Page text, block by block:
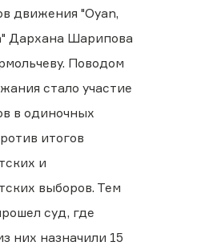
движения "Oyan,
Дархана Шарипова
Поводом
стало участие
в одиночных
итогов
и
выборов. Тем
суд, где
них назначили 15